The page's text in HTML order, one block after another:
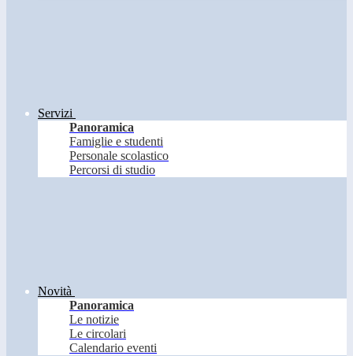
Servizi
Panoramica
Famiglie e studenti
Personale scolastico
Percorsi di studio
Novità
Panoramica
Le notizie
Le circolari
Calendario eventi